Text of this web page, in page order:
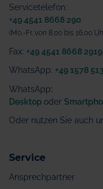
Servicetelefon:
+49 4541 8668 290
(Mo.-Fr. von 8.00 bis 16.00
Fax: +49 4541 8668 2919
WhatsApp: +49 1578
WhatsApp:
Desktop oder
Oder nutzen Sie auch
Service
Ansprechpartner